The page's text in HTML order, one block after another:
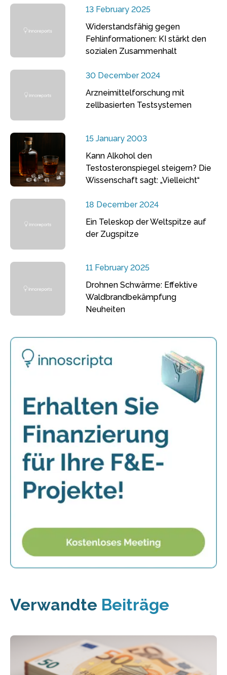
13 February 2025
Widerstandsfähig gegen
Fehlinformationen: KI stärkt den
sozialen Zusammenhalt
30 December 2024
Arzneimittelforschung mit
zellbasierten Testsystemen
15 January 2003
Kann Alkohol den
Testosteronspiegel steigern? Die
Wissenschaft sagt: „Vielleicht“
18 December 2024
Ein Teleskop der Weltspitze auf
der Zugspitze
11 February 2025
Drohnen Schwärme: Effektive
Waldbrandbekämpfung
Neuheiten
Verwandte Beiträge